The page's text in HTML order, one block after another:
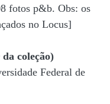
fotos p&b. Obs: os
no Locus]
coleção)
Federal de